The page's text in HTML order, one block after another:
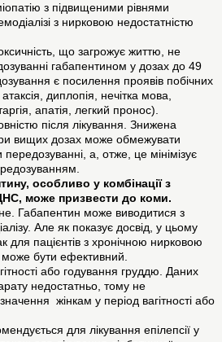
з підвищеними рівнями
з нирковою недостатністю
що загрожує життю, не
габапентином у дозах до 49
є посилення проявів побічних
диплопія, нечітка мова,
апатія, легкий пронос).
після лікування. Знижена
вищих дозах може обмежувати
а, отже, це мінімізує
особливо у комбінації з
може призвести до коми.
Габапентин може виводитися з
Але як показує досвід, у цьому
для пацієнтів з хронічною нирковою
може бути ефективний.
або годування груддю. Даних
недостатньо, тому не
жінкам у період вагітності або
для лікування епілепсії у